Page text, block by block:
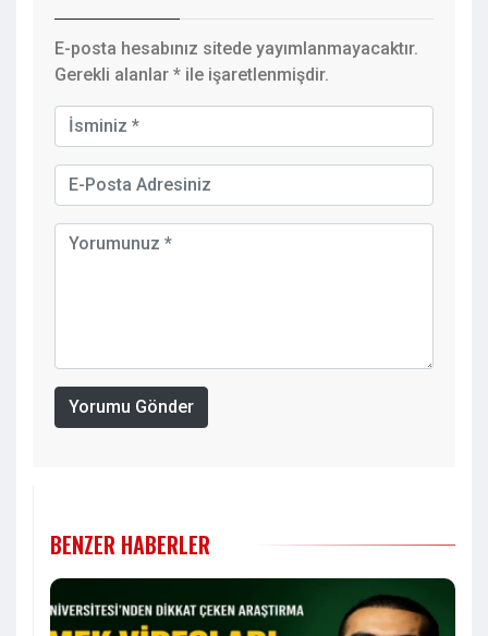
E-posta hesabınız sitede yayımlanmayacaktır.
Gerekli alanlar * ile işaretlenmişdir.
Yorumu Gönder
BENZER HABERLER